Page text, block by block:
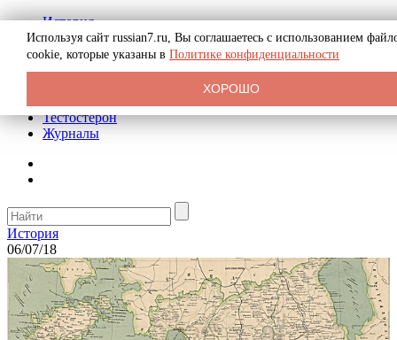
История
Биография
Криминал
Реклама на сайте
Тестостерон
Журналы
История
06/07/18
Используя сайт russian7.ru, Вы соглашаетесь с использованием
cookie, которые указаны в Политике конфиденциальности
ХОРОШО